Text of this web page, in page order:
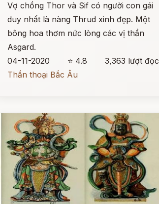
Vợ chồng Thor và Sif có người con gái
duy nhất là nàng Thrud xinh đẹp. Một
bông hoa thơm nức lòng các vị thần
Asgard.
04-11-2020
⭐ 4.8
3,363 lượt đọc
Thần thoại Bắc Âu